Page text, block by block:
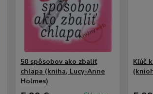
50 spôsobov ako zbaliť
chlapa (kniha, Lucy-Anne
Holmes)
Kľúč